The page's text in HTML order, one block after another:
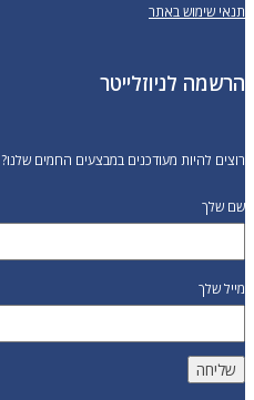
תנאי שימוש באתר
הרשמה לניוזלייטר
רוצים להיות מעודכנים במבצעים החמים שלנו?
שם שלך
מייל שלך